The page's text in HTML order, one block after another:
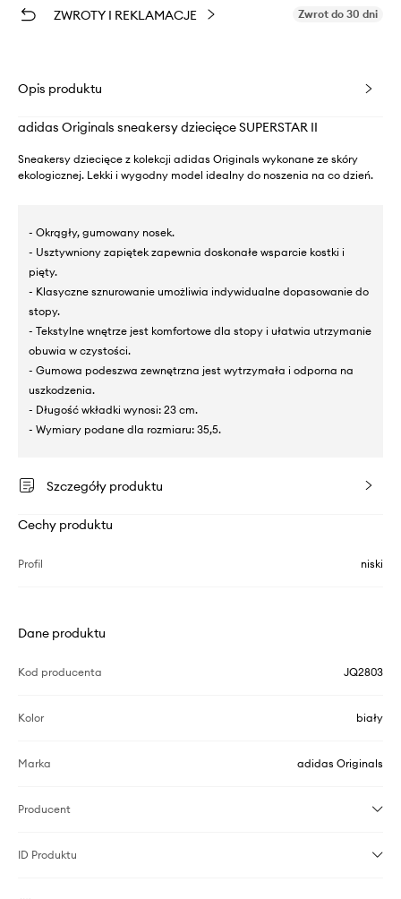
ZWROTY I REKLAMACJE Zwrot do 30 dni
Opis produktu
adidas Originals sneakersy dziecięce SUPERSTAR II
Sneakersy dziecięce z kolekcji adidas Originals wykonane ze skóry
ekologicznej. Lekki i wygodny model idealny do noszenia na co dzień.
- Okrągły, gumowany nosek.
- Usztywniony zapiętek zapewnia doskonałe wsparcie kostki i
pięty.
- Klasyczne sznurowanie umożliwia indywidualne dopasowanie do
stopy.
- Tekstylne wnętrze jest komfortowe dla stopy i ułatwia utrzymanie
obuwia w czystości.
- Gumowa podeszwa zewnętrzna jest wytrzymała i odporna na
uszkodzenia.
- Długość wkładki wynosi: 23 cm.
- Wymiary podane dla rozmiaru: 35,5.
Szczegóły produktu
Cechy produktu
Profil niski
Dane produktu
Kod producenta JQ2803
Kolor biały
Marka adidas Originals
Producent
ID Produktu